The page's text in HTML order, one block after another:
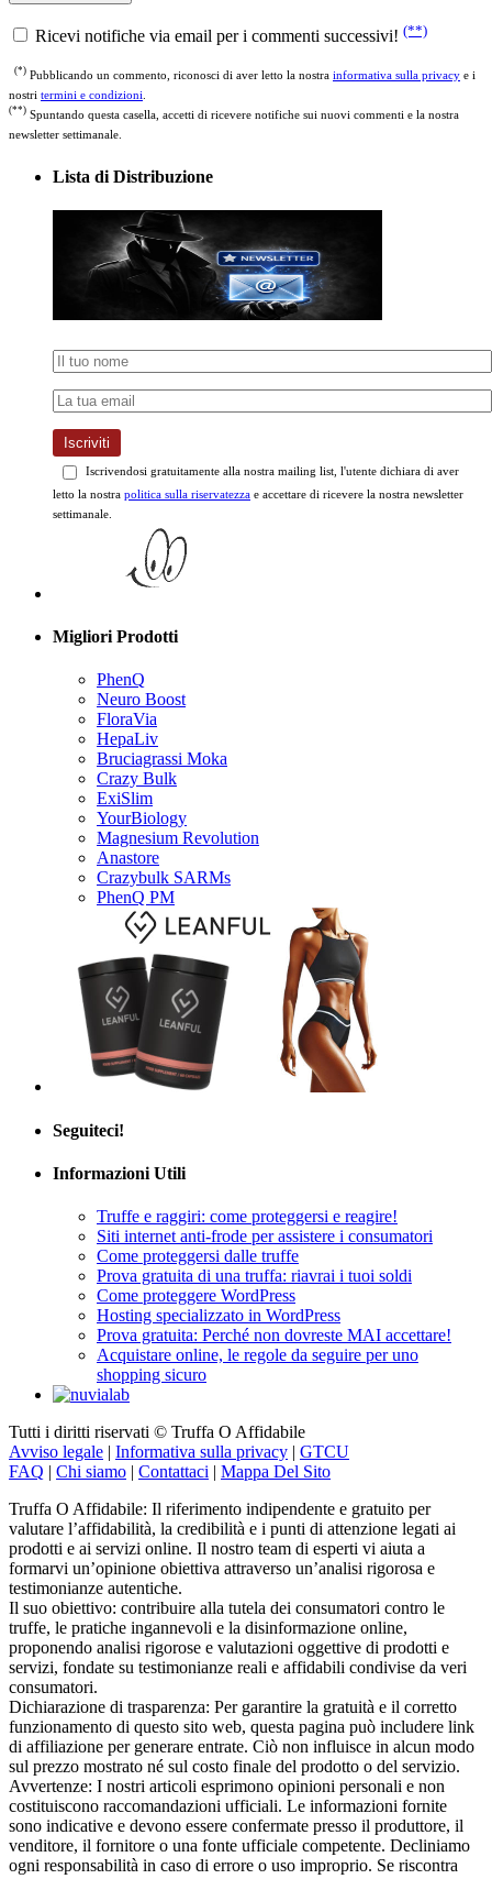
nostritermini e condizioni.
Spuntando questa casella, accetti di ricevere notifiche sui nuovi commenti e la nostra
newsletter settimanale.
Iscrivendosi gratuitamente alla nostra mailing list, l'utente dichiara di aver
letto la nostrapolitica sulla riservatezzae accettare di ricevere la nostra newsletter
settimanale.
Neuro Boost
FloraVia
HepaLiv
Bruciagrassi Moka
Crazy Bulk
ExiSlim
YourBiology
Magnesium Revolution
Anastore
Crazybulk SARMs
PhenQ PM
Siti internet anti-frode per assistere i consumatori
Come proteggersi dalle truffe
Prova gratuita di una truffa: riavrai i tuoi soldi
Come proteggere WordPress
Hosting specializzato in WordPress
Prova gratuita: Perché non dovreste MAI accettare!
Acquistare online, le regole da seguire per uno
shopping sicuro
Avviso legale|Informativa sulla privacy|GTCU
FAQ|Chi siamo|Contattaci|Mappa Del Sito
valutare l’affidabilità, la credibilità e i punti di attenzione legati ai
prodotti e ai servizi online. Il nostro team di esperti vi aiuta a
formarvi un’opinione obiettiva attraverso un’analisi rigorosa e
testimonianze autentiche.
Il suo obiettivo: contribuire alla tutela dei consumatori contro le
truffe, le pratiche ingannevoli e la disinformazione online,
proponendo analisi rigorose e valutazioni oggettive di prodotti e
servizi, fondate su testimonianze reali e affidabili condivise da veri
consumatori.
Dichiarazione di trasparenza: Per garantire la gratuità e il corretto
funzionamento di questo sito web, questa pagina può includere link
di affiliazione per generare entrate. Ciò non influisce in alcun modo
sul prezzo mostrato né sul costo finale del prodotto o del servizio.
Avvertenze: I nostri articoli esprimono opinioni personali e non
costituiscono raccomandazioni ufficiali. Le informazioni fornite
sono indicative e devono essere confermate presso il produttore, il
venditore, il fornitore o una fonte ufficiale competente. Decliniamo
ogni responsabilità in caso di errore o uso improprio. Se riscontra
un’inesattezza,ci contatti.